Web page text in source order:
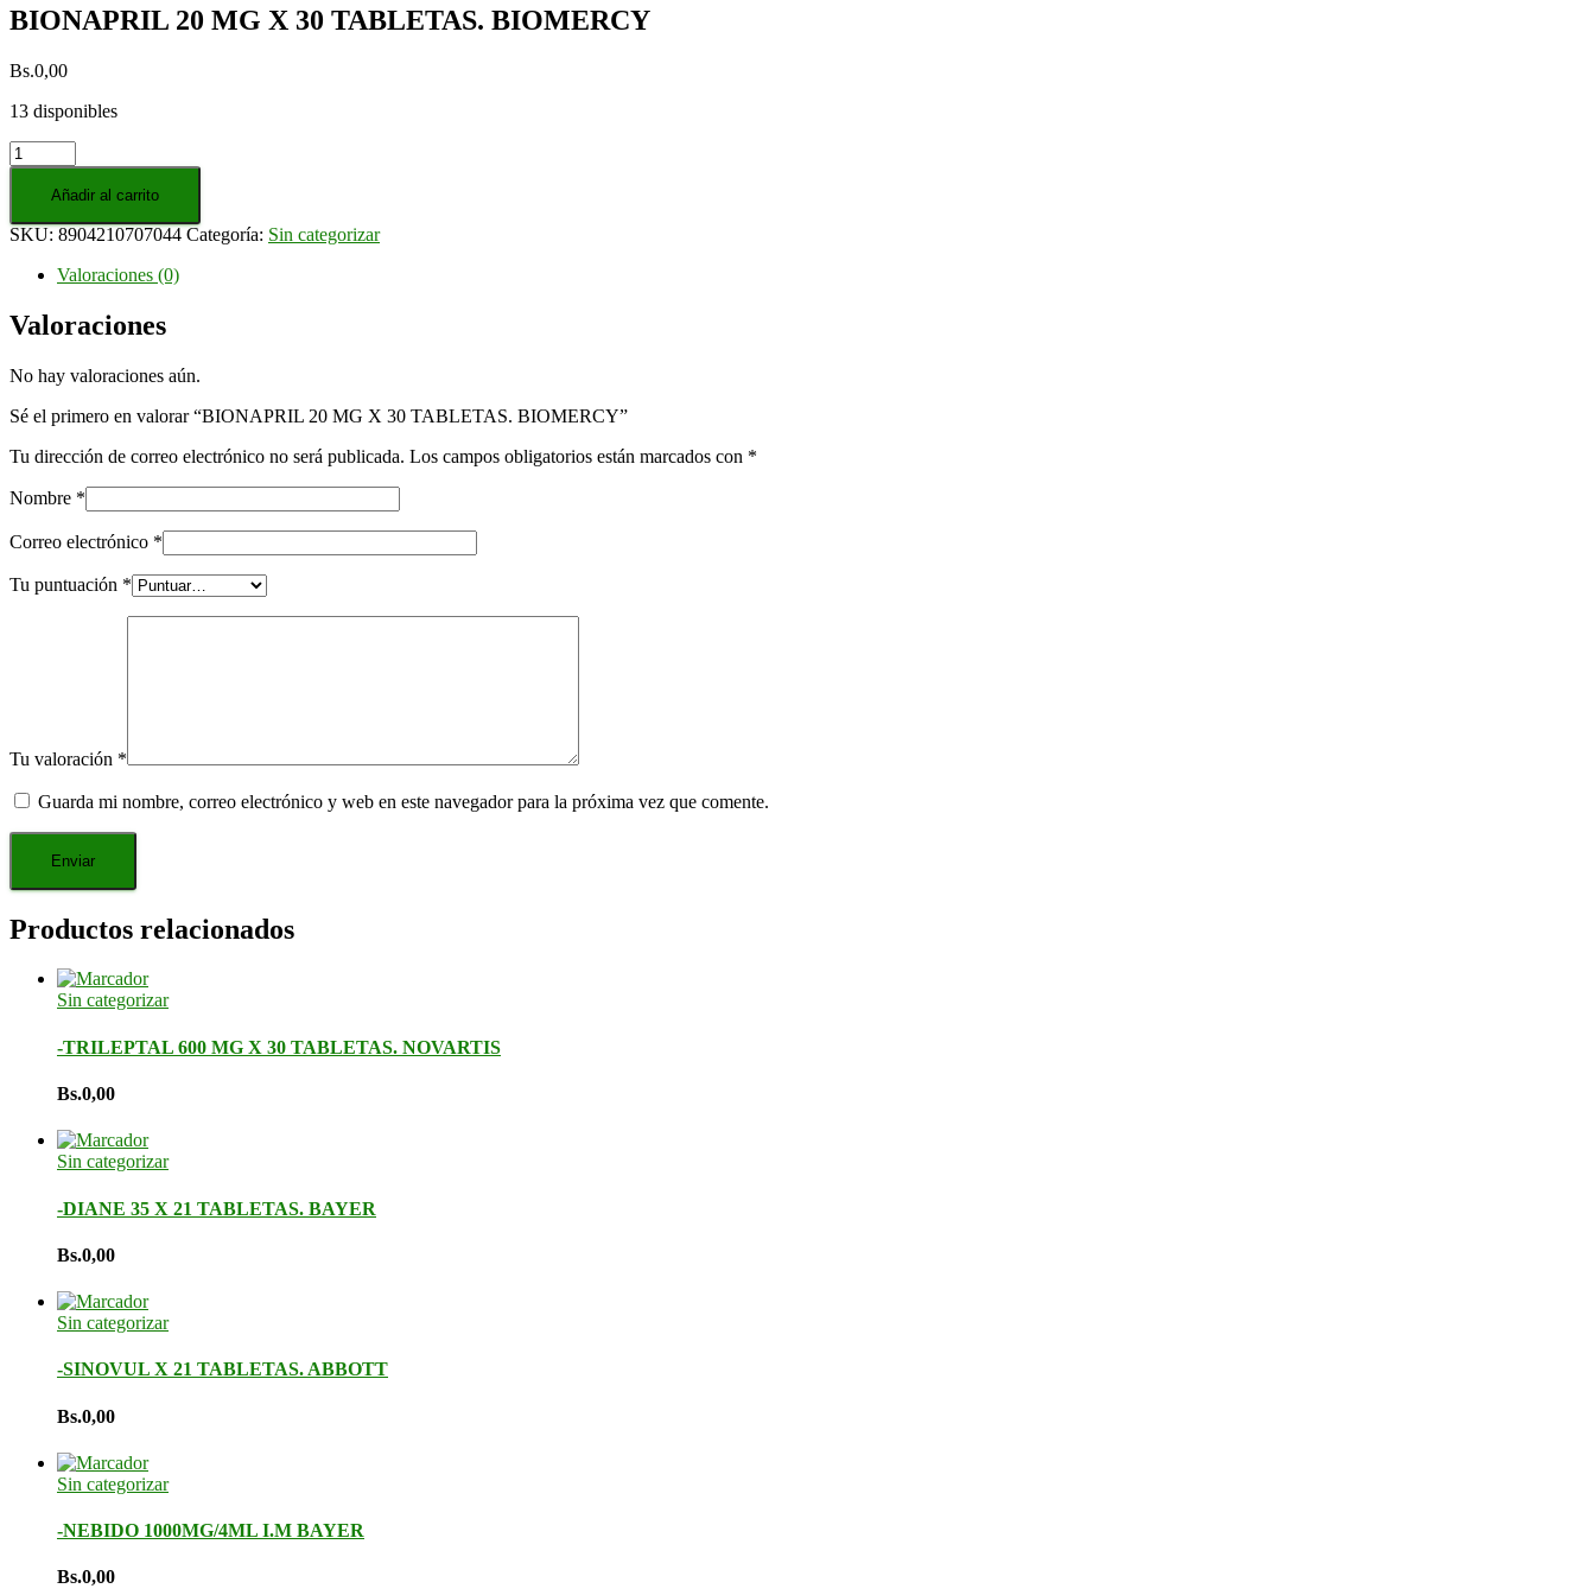
BIONAPRIL 20 MG X 30 TABLETAS. BIOMERCY
Bs.0,00
13 disponibles
BIONAPRIL
20
30
BIOMERCY
Añadir al carrito
SKU: 8904210707044 Categoría: Sin categorizar
Valoraciones (0)
Valoraciones
No hay valoraciones aún.
Sé el primero en valorar “BIONAPRIL 20 MG X 30 TABLETAS. BIOMERCY”
Tu dirección de correo electrónico no será publicada. Los campos obligatorios están marcados con *
Nombre *
Correo electrónico *
Tu puntuación *
Tu valoración *
Guarda mi nombre, correo electrónico y web en este navegador para la próxima vez que comente.
Productos relacionados
Sin categorizar
-TRILEPTAL 600 MG X 30 TABLETAS. NOVARTIS
Bs.0,00
Sin categorizar
-DIANE 35 X 21 TABLETAS. BAYER
Bs.0,00
Sin categorizar
-SINOVUL X 21 TABLETAS. ABBOTT
Bs.0,00
Sin categorizar
-NEBIDO 1000MG/4ML I.M BAYER
Bs.0,00